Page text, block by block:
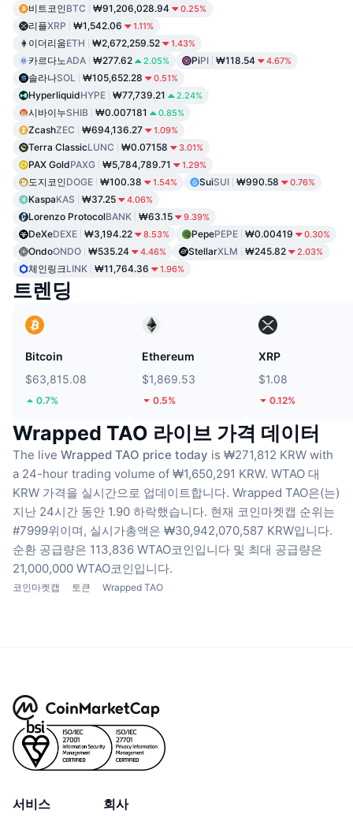
비트코인BTC ₩91,206,028.94 0.25%
리플XRP ₩1,542.06 1.11%
이더리움ETH ₩2,672,259.52 1.43%
카르다노ADA ₩277.62 2.05% PiPI ₩118.54 4.67%
솔라나SOL ₩105,652.28 0.51%
HyperliquidHYPE ₩77,739.21 2.24%
시바이누SHIB ₩0.007181 0.85%
ZcashZEC ₩694,136.27 1.09%
Terra ClassicLUNC ₩0.07158 3.01%
PAX GoldPAXG ₩5,784,789.71 1.29%
도지코인DOGE ₩100.38 1.54% SuiSUI ₩990.58 0.76%
KaspaKAS ₩37.25 4.06%
Lorenzo ProtocolBANK ₩63.15 9.39%
DeXeDEXE ₩3,194.22 8.53% PepePEPE ₩0.00419 0.30%
OndoONDO ₩535.24 4.46% StellarXLM ₩245.82 2.03%
체인링크 LINK ₩11,764.36 1.96%
트렌딩
Bitcoin
$63,815.08
0.7%
Ethereum
$1,869.53
0.5%
XRP
$1.08
0.12%
Wrapped TAO 라이브 가격 데이터
The live Wrapped TAO price today is ₩271,812 KRW with
a 24-hour trading volume of ₩1,650,291 KRW. WTAO 대
KRW 가격을 실시간으로 업데이트합니다. Wrapped TAO은(는)
지난 24시간 동안 1.90 하락했습니다. 현재 코인마켓캡 순위는
#7999위이며, 실시가총액은 ₩30,942,070,587 KRW입니다.
순환 공급량은 113,836 WTAO코인입니다 및 최대 공급량은
21,000,000 WTAO코인입니다.
코인마켓캡 토큰 Wrapped TAO
서비스 회사